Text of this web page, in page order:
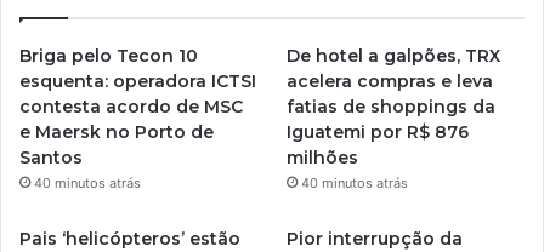
Briga pelo Tecon 10
esquenta: operadora ICTSI
contesta acordo de MSC
e Maersk no Porto de
Santos
40 minutos atrás
De hotel a galpões, TRX
acelera compras e leva
fatias de shoppings da
Iguatemi por R$ 876
milhões
40 minutos atrás
Pais ‘helicópteros’ estão
Pior interrupção da